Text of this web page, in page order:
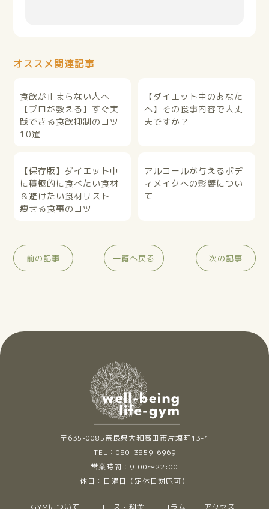
オススメ関連記事
食欲が止まらない人へ
【プロが教える】すぐ実
践できる食欲抑制のコツ
10選
【ダイエット中のあなた
へ】その食事内容で大丈
夫ですか？
【保存版】ダイエット中
に積極的に食べたい食材
＆避けたい食材リスト
痩せる食事のコツ
アルコールが与えるボデ
ィメイクへの影響につい
て
前の記事 一覧へ戻る 次の記事
〒635-0085奈良県大和高田市片塩町13-1
TEL：080-3859-6969
営業時間：9:00～22:00
休日：日曜日（定休日対応可）
GYMについて コース・料金 コラム アクセス